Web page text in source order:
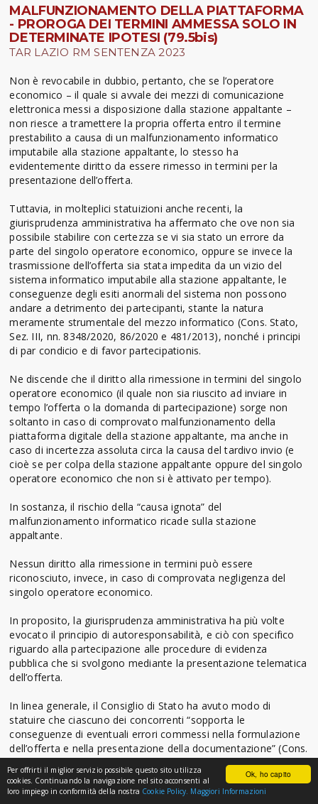
Ok, ho capito
Per offrirti il miglior servizio possibile questo sito utilizza
cookies. Continuando la navigazione nel sito acconsenti al
loro impiego in conformità della nostra Cookie Policy. Maggiori Informazioni
MALFUNZIONAMENTO DELLA PIATTAFORMA
- PROROGA DEI TERMINI AMMESSA SOLO IN
DETERMINATE IPOTESI (79.5bis)
TAR LAZIO RM SENTENZA 2023
Non è revocabile in dubbio, pertanto, che se l’operatore
economico – il quale si avvale dei mezzi di comunicazione
elettronica messi a disposizione dalla stazione appaltante –
non riesce a tramettere la propria offerta entro il termine
prestabilito a causa di un malfunzionamento informatico
imputabile alla stazione appaltante, lo stesso ha
evidentemente diritto da essere rimesso in termini per la
presentazione dell’offerta.
Tuttavia, in molteplici statuizioni anche recenti, la
giurisprudenza amministrativa ha affermato che ove non sia
possibile stabilire con certezza se vi sia stato un errore da
parte del singolo operatore economico, oppure se invece la
trasmissione dell’offerta sia stata impedita da un vizio del
sistema informatico imputabile alla stazione appaltante, le
conseguenze degli esiti anormali del sistema non possono
andare a detrimento dei partecipanti, stante la natura
meramente strumentale del mezzo informatico (Cons. Stato,
Sez. III, nn. 8348/2020, 86/2020 e 481/2013), nonché i principi
di par condicio e di favor partecipationis.
Ne discende che il diritto alla rimessione in termini del singolo
operatore economico (il quale non sia riuscito ad inviare in
tempo l’offerta o la domanda di partecipazione) sorge non
soltanto in caso di comprovato malfunzionamento della
piattaforma digitale della stazione appaltante, ma anche in
caso di incertezza assoluta circa la causa del tardivo invio (e
cioè se per colpa della stazione appaltante oppure del singolo
operatore economico che non si è attivato per tempo).
In sostanza, il rischio della “causa ignota” del
malfunzionamento informatico ricade sulla stazione
appaltante.
Nessun diritto alla rimessione in termini può essere
riconosciuto, invece, in caso di comprovata negligenza del
singolo operatore economico.
In proposito, la giurisprudenza amministrativa ha più volte
evocato il principio di autoresponsabilità, e ciò con specifico
riguardo alla partecipazione alle procedure di evidenza
pubblica che si svolgono mediante la presentazione telematica
dell’offerta.
In linea generale, il Consiglio di Stato ha avuto modo di
statuire che ciascuno dei concorrenti “sopporta le
conseguenze di eventuali errori commessi nella formulazione
dell’offerta e nella presentazione della documentazione” (Cons.
Stato, Adunanza Plenaria, 25 febbraio 2014 n. 9).
Nello specifico, con particolare riferimento alle gare che